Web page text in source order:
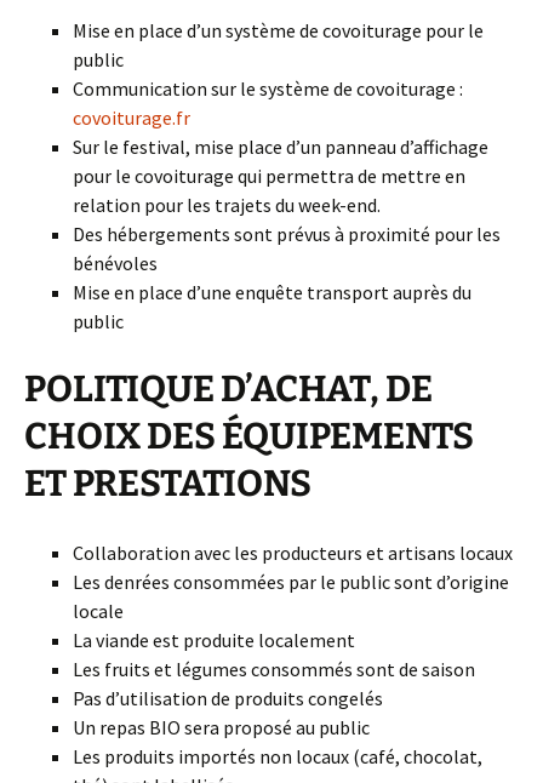
Mise en place d’un système de covoiturage pour le
public
Communication sur le système de covoiturage :
covoiturage.fr
Sur le festival, mise place d’un panneau d’affichage
pour le covoiturage qui permettra de mettre en
relation pour les trajets du week-end.
Des hébergements sont prévus à proximité pour les
bénévoles
Mise en place d’une enquête transport auprès du
public
POLITIQUE D’ACHAT, DE
CHOIX DES ÉQUIPEMENTS
ET PRESTATIONS
Collaboration avec les producteurs et artisans locaux
Les denrées consommées par le public sont d’origine
locale
La viande est produite localement
Les fruits et légumes consommés sont de saison
Pas d’utilisation de produits congelés
Un repas BIO sera proposé au public
Les produits importés non locaux (café, chocolat,